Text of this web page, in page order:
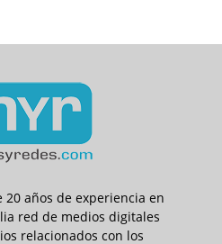
20 años de experiencia en
red de medios digitales
relacionados con los